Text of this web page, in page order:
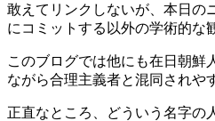
敢えてリンクしないが、本日の
にコミットする以外の学術的な
このブログでは他にも在日朝鮮
ながら合理主義者と混同されや
正直なところ、どういう名字の